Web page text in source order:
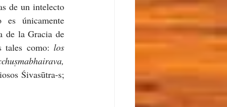
de un intelecto
únicamente
de la Gracia de
tales como: los
Śivasūtra-s;